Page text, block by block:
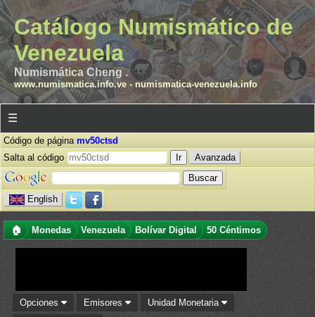
Catálogo Numismático de
Venezuela
Numismática Cheng .
www.numismatica.info.ve- numismatica-venezuela.info
☰
Código de página mv50ctsd
Salta al código
Avanzada
English
🏠 Monedas Venezuela Bolívar Digital 50 Céntimos
Opciones Emisores
Unidad Monetaria